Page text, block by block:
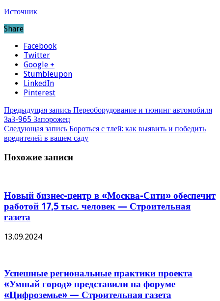
Источник
Share
Facebook
Twitter
Google +
Stumbleupon
LinkedIn
Pinterest
Предыдущая запись Переоборудование и тюнинг автомобиля
ЗаЗ-965 Запорожец
Следующая запись Бороться с тлей: как выявить и победить
вредителей в вашем саду
Похожие записи
Новый бизнес-центр в «Москва-Сити» обеспечит
работой 17,5 тыс. человек — Строительная
газета
13.09.2024
Успешные региональные практики проекта
«Умный город» представили на форуме
«Цифроземье» — Строительная газета